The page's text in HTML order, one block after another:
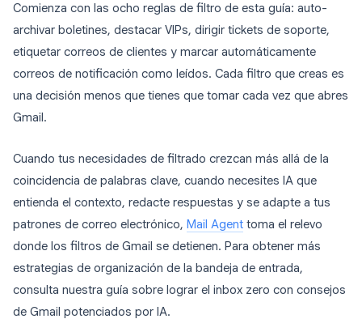
Comienza con las ocho reglas de filtro de esta guía: auto-
archivar boletines, destacar VIPs, dirigir tickets de soporte,
etiquetar correos de clientes y marcar automáticamente
correos de notificación como leídos. Cada filtro que creas es
una decisión menos que tienes que tomar cada vez que abres
Gmail.
Cuando tus necesidades de filtrado crezcan más allá de la
coincidencia de palabras clave, cuando necesites IA que
entienda el contexto, redacte respuestas y se adapte a tus
patrones de correo electrónico, Mail Agent toma el relevo
donde los filtros de Gmail se detienen. Para obtener más
estrategias de organización de la bandeja de entrada,
consulta nuestra guía sobre lograr el inbox zero con consejos
de Gmail potenciados por IA.